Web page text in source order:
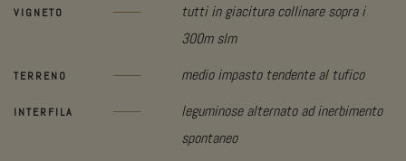
VIGNETO
tutti in giacitura collinare sopra i
300m slm
TERRENO medio impasto tendente al tufico
INTERFILA
leguminose alternato ad inerbimento
spontaneo